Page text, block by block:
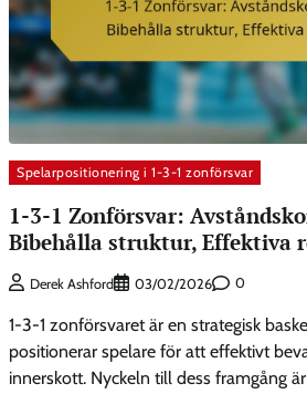
Spelarpositionering i 1-3-1 zonförsvar
1-3-1 Zonförsvar:
Bibehålla struktur, Effektiva
Derek Ashford 03/02/2026 0
1-3-1 zonförsvaret är en strategisk
positionerar spelare för att effektivt
innerskott. Nyckeln till dess framgång